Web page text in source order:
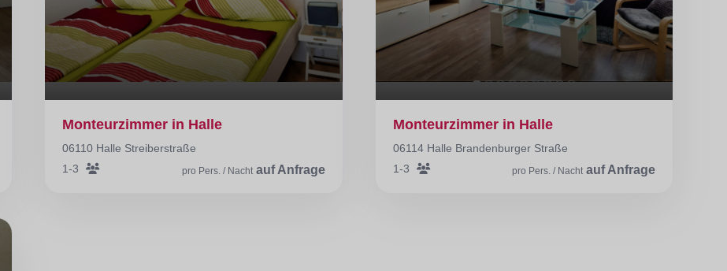
Monteurzimmer in Halle
06110 Halle Streiberstraße
1-3
pro Pers. / Nacht auf Anfrage
Monteurzimmer in Halle
06114 Halle Brandenburger Straße
1-3
pro Pers. / Nacht auf Anfrage